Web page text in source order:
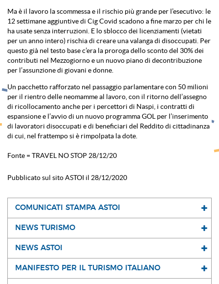
Ma è il lavoro la scommessa e il rischio più grande per l’esecutivo: le
12 settimane aggiuntive di Cig Covid scadono a fine marzo per chi le
ha usate senza interruzioni. E lo sblocco dei licenziamenti (vietati
per un anno intero) rischia di creare una valanga di disoccupati. Per
questo già nel testo base c’era la proroga dello sconto del 30% dei
contributi nel Mezzogiorno e un nuovo piano di decontribuzione
per l’assunzione di giovani e donne.
Un pacchetto rafforzato nel passaggio parlamentare con 50 milioni
per il rientro delle neomamme al lavoro, con il ritorno dell’assegno
di ricollocamento anche per i percettori di Naspi, i contratti di
espansione e l’avvio di un nuovo programma GOL per l’inserimento
di lavoratori disoccupati e di beneficiari del Reddito di cittadinanza
di cui, nel frattempo si è rimpolpata la dote.
Fonte = TRAVEL NO STOP 28/12/20
Pubblicato sul sito ASTOI il 28/12/2020
COMUNICATI STAMPA ASTOI
NEWS TURISMO
NEWS ASTOI
MANIFESTO PER IL TURISMO ITALIANO